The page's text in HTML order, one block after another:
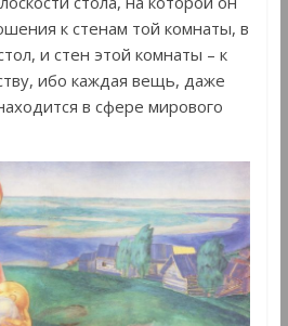
к стенам той комнаты, в
и стен этой комнаты – к
ибо каждая вещь, даже
в сфере мирового